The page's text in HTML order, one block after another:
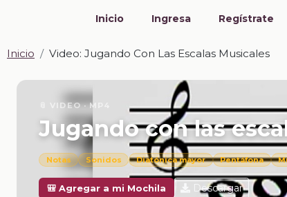
Inicio Ingresa Regístrate
Inicio Video: Jugando Con Las Escalas Musicales
📎 VIDEO · MP4
Jugando con las
Notas Sonidos Diatónica mayor Pentáfona
🎒 Agregar a mi Mochila Descargar